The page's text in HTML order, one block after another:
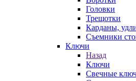
Головки
Трещотки
Карданы,
Съемники
Ключи
Назад
Ключи
Свечные